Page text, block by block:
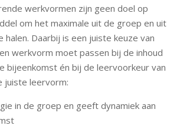
werkvormen zijn geen doel op
om het maximale uit de groep en uit
Daarbij is een juiste keuze van
werkvorm moet passen bij de inhoud
bijeenkomst én bij de leervoorkeur van
juiste leervorm:
in de groep en geeft dynamiek aan